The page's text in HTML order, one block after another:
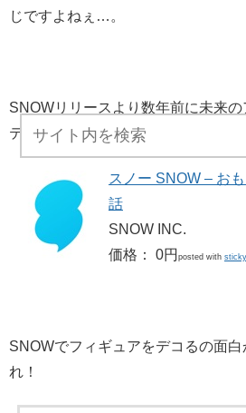
じですよねぇ…。
SNOWリリースより数年前に未来
ティクスノーツに登場させた5pb.恐
スノー SNOW – お
話
SNOW INC.
価格： 0円 posted with sticky
SNOWでフィギュアをデコるの面
れ！